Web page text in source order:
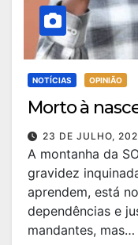
NOTÍCIAS OPINIÃO
Morto à
23 DE JULHO,
A montanha da
gravidez
aprendem, está
dependências e
mandantes, mas…